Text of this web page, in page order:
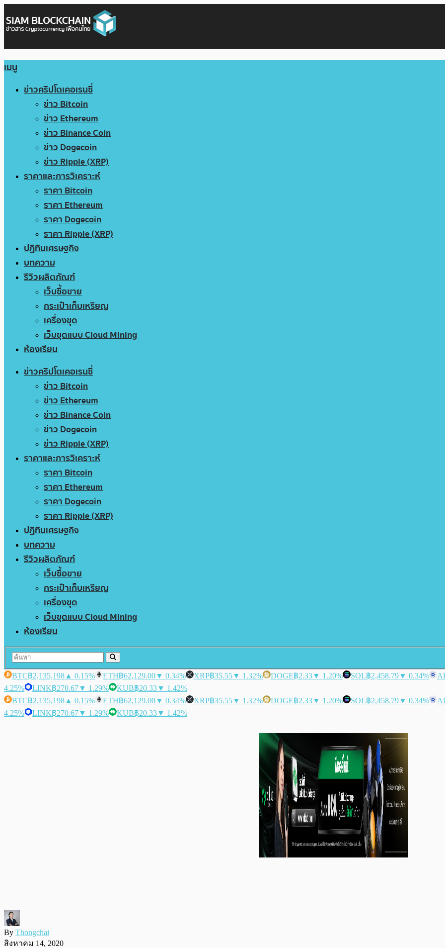
เมนู
ข่าวคริปโตเคอเรนซี่
ข่าว Bitcoin
ข่าว Ethereum
ข่าว Binance Coin
ข่าว Dogecoin
ข่าว Ripple (XRP)
ราคาและการวิเคราะห์
ราคา Bitcoin
ราคา Ethereum
ราคา Dogecoin
ราคา Ripple (XRP)
ปฏิทินเศรษฐกิจ
บทความ
รีวิวผลิตภัณฑ์
เว็บซื้อขาย
กระเป๋าเก็บเหรียญ
เครื่องขุด
เว็บขุดแบบ Cloud Mining
ห้องเรียน
ข่าวคริปโตเคอเรนซี่
ข่าว Bitcoin
ข่าว Ethereum
ข่าว Binance Coin
ข่าว Dogecoin
ข่าว Ripple (XRP)
ราคาและการวิเคราะห์
ราคา Bitcoin
ราคา Ethereum
ราคา Dogecoin
ราคา Ripple (XRP)
ปฏิทินเศรษฐกิจ
บทความ
รีวิวผลิตภัณฑ์
เว็บซื้อขาย
กระเป๋าเก็บเหรียญ
เครื่องขุด
เว็บขุดแบบ Cloud Mining
ห้องเรียน
BTC฿2,135,198 ▲ 0.15% ETH฿62,129.00▼ 0.34% XRP฿35.55▼ 1.32% DOGE฿2.33▼ 1.20% SOL฿2,458.79▼ 0.34%
4.25%
LINK฿270.67▼ 1.29% KUB฿20.33▼ 1.42%
BTC฿2,135,198 ▲ 0.15% ETH฿62,129.00▼ 0.34% XRP฿35.55▼ 1.32% DOGE฿2.33▼ 1.20% SOL฿2,458.79▼ 0.34%
4.25%
LINK฿270.67▼ 1.29% KUB฿20.33▼ 1.42%
By Thongchai
สิงหาคม 14, 2020